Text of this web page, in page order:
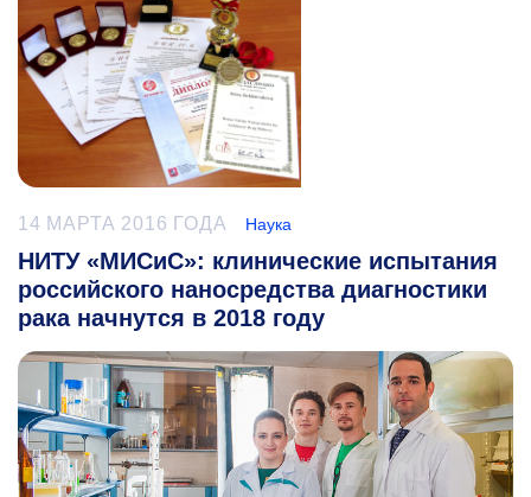
14 МАРТА 2016 ГОДА Наука
НИТУ «МИСиС»: клинические испытания
российского наносредства диагностики
рака начнутся в 2018 году